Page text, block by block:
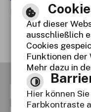
Barrierefreie
RSS
Auf dieser
ausschließlich
Cookies
Funktionen der
Mehr dazu in
Hier können
Farbkontraste